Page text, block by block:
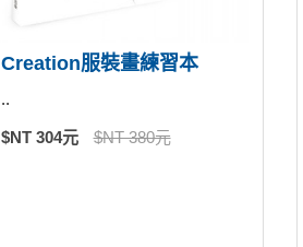
Creation服裝畫練習本
..
$NT 304元 $NT 380元